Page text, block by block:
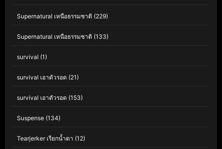
Supernatural เหนือธรรมชาติ (229)
Supernatural เหนือธรรมชาติ (133)
survival (1)
survival เอาตัวรอด (21)
survival เอาตัวรอด (153)
Suspense (134)
Tearjerker เรียกน้ำตา (12)